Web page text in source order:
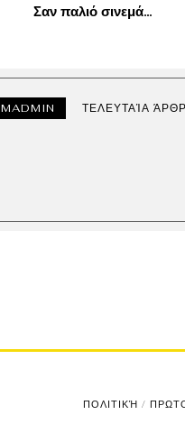
Σαν παλιό σινεμά…
MADMIN ΤΕΛΕΥΤΑΊΑ
ΠΟΛΙΤΙΚΉ /